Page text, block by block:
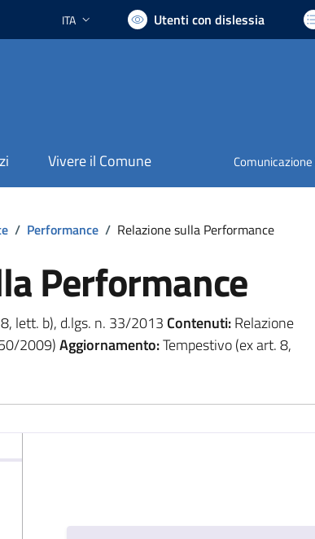
Lingua attiva:
ITA Utenti con dislessia
Vivere il Comune
/ Performance / Relazione sulla Performance
Performance
lett. b), d.lgs. n. 33/2013 Contenuti:Relazione
2009)Aggiornamento:Tempestivo (ex art. 8,